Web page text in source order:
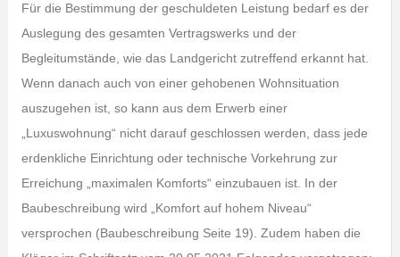
Für die Bestimmung der geschuldeten Leistung bedarf es der
Auslegung des gesamten Vertragswerks und der
Begleitumstände, wie das Landgericht zutreffend erkannt hat.
Wenn danach auch von einer gehobenen Wohnsituation
auszugehen ist, so kann aus dem Erwerb einer
„Luxuswohnung“ nicht darauf geschlossen werden, dass jede
erdenkliche Einrichtung oder technische Vorkehrung zur
Erreichung „maximalen Komforts“ einzubauen ist. In der
Baubeschreibung wird „Komfort auf hohem Niveau“
versprochen (Baubeschreibung Seite 19). Zudem haben die